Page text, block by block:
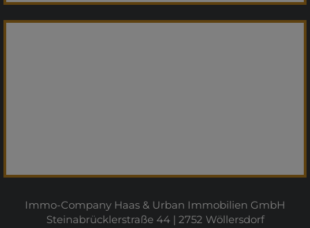
Immo-Company Haas & Urban Immobilien GmbH
Steinabrücklerstraße 44 | 2752 Wöllersdorf